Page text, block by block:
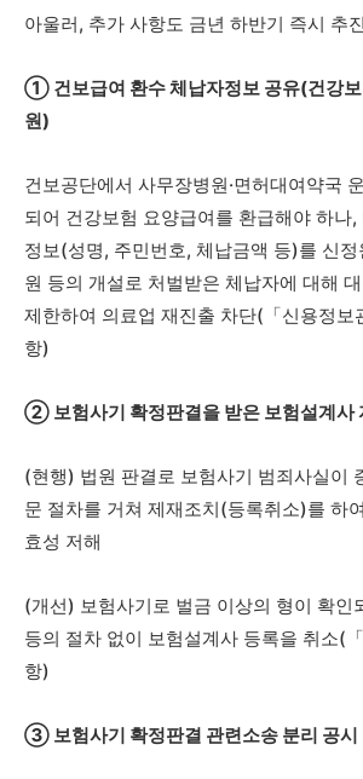
아울러, 추가 사항도 금년 하반기 즉시 추
① 건보급여 환수 체납자정보 공유(건강
원)
건보공단에서 사무장병원·면허대여약국
되어 건강보험 요양급여를 환급해야 하나
정보(성명, 주민번호, 체납금액 등)를 신
원 등의 개설로 처벌받은 체납자에 대해
제한하여 의료업 재진출 차단(「신용정보
항)
② 보험사기 확정판결을 받은 보험설계사
(현행) 법원 판결로 보험사기 범죄사실이
문 절차를 거쳐 제재조치(등록취소)를 하
효성 저해
(개선) 보험사기로 벌금 이상의 형이 확인
등의 절차 없이 보험설계사 등록을 취소(
항)
③ 보험사기 확정판결 관련소송 분리 공시